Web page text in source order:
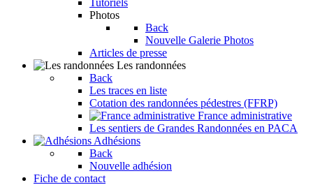
Tutoriels
Photos
Back
Nouvelle Galerie Photos
Articles de presse
Les randonnées
Back
Les traces en liste
Cotation des randonnées pédestres (FFRP)
France administrative
Les sentiers de Grandes Randonnées en PACA
Adhésions
Back
Nouvelle adhésion
Fiche de contact